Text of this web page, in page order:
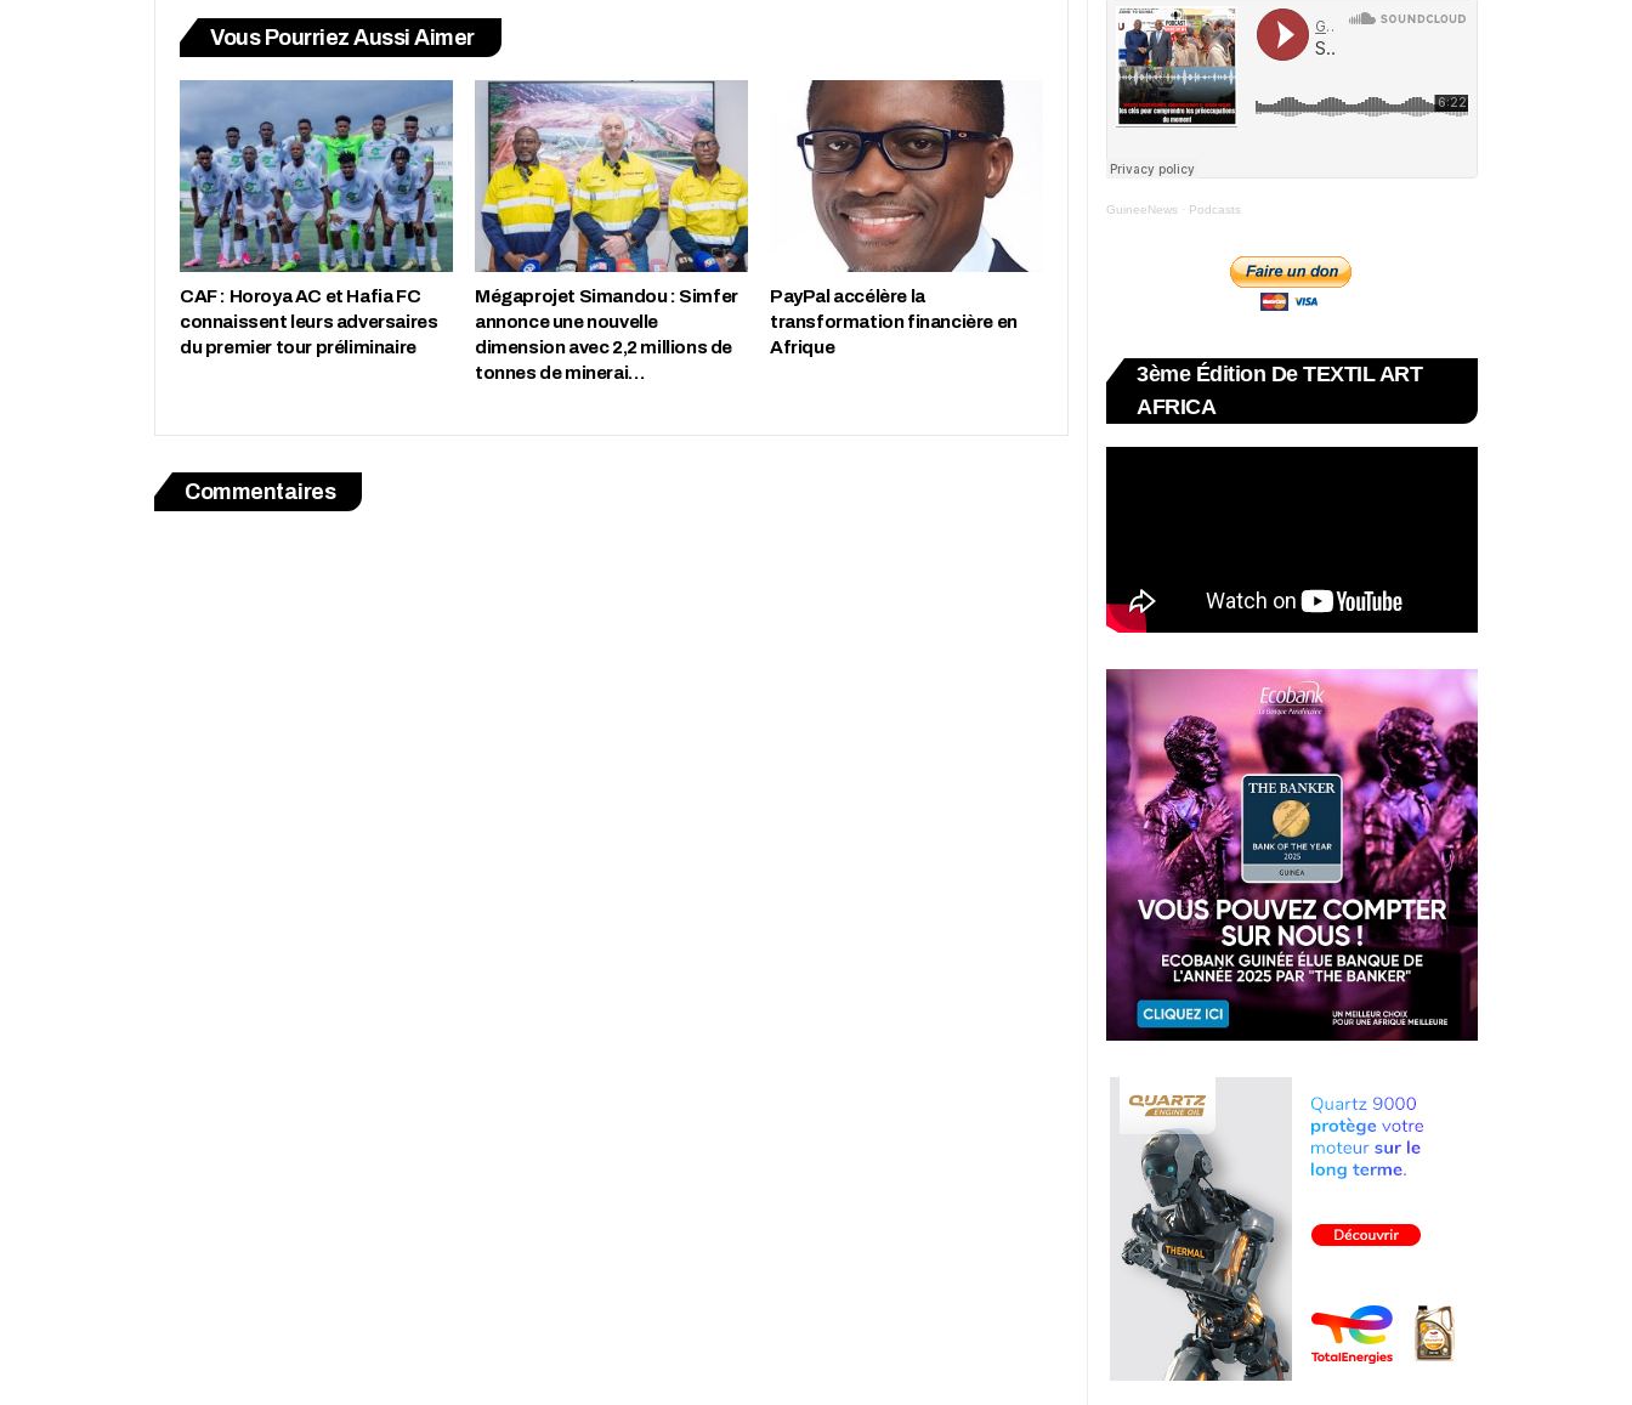
Vous Pourriez Aussi Aimer
CAF : Horoya AC et Hafia FC
connaissent leurs adversaires
du premier tour préliminaire
Mégaprojet Simandou : Simfer
annonce une nouvelle
dimension avec 2,2 millions de
tonnes de minerai…
PayPal accélère la
transformation financière en
Afrique
Commentaires
GuineeNews · Podcasts
3ème Édition De TEXTIL ART
AFRICA